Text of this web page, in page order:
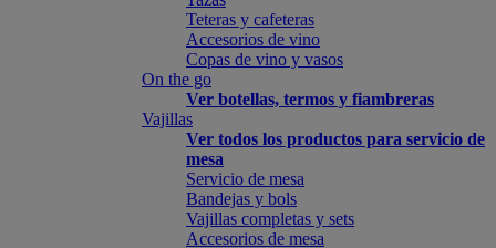
Teteras y cafeteras
Accesorios de vino
Copas de vino y vasos
On the go
Ver botellas, termos y fiambreras
Vajillas
Ver todos los productos para servicio de
mesa
Servicio de mesa
Bandejas y bols
Vajillas completas y sets
Accesorios de mesa